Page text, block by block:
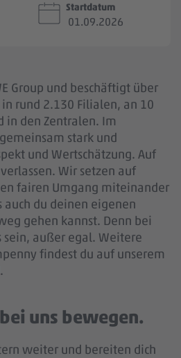
Startdatum
01.09.2026
Group und beschäftigt über
rund 2.130 Filialen, an 10
in den Zentralen. Im
stark und
und Wertschätzung. Auf
Wir setzen auf
fairen Umgang miteinander
auch du deinen eigenen
gehen kannst. Denn bei
sein, außer egal. Weitere
findest du auf unserem
.
uns bewegen.
weiter und bereiten dich